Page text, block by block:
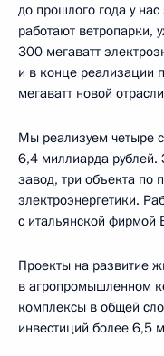
до прошлого года у
работают ветропарки,
300 мегаватт
и в конце реализации
мегаватт новой
Мы реализуем четыре
6,4 миллиарда рублей.
завод, три объекта по
электроэнергетики.
с итальянской
Проекты на развитие
в агропромышленном
комплексы в общей
инвестиций более 6,5